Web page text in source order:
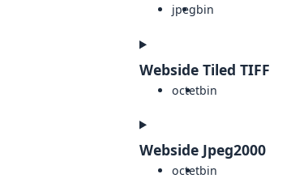
jpegbin
Webside Tiled TIFF
octetbin
Webside Jpeg2000
octetbin